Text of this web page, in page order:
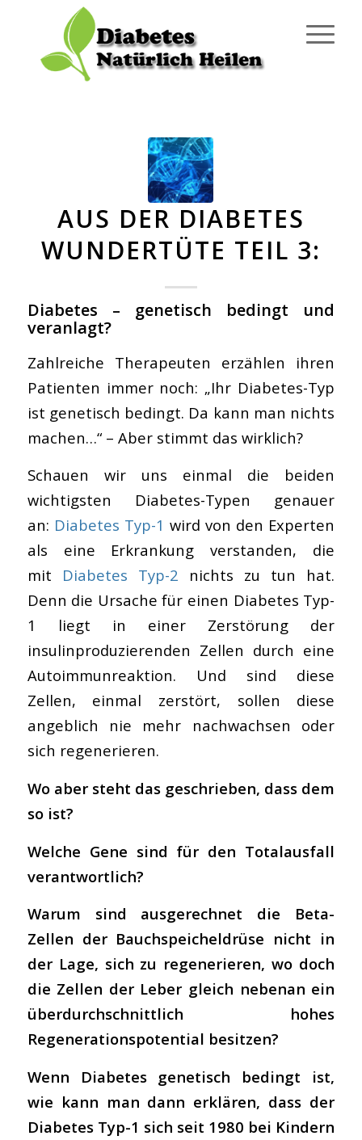
AUS DER DIABETES
WUNDERTÜTE TEIL 3:
Diabetes – genetisch bedingt und
veranlagt?
Zahlreiche Therapeuten erzählen ihren
Patienten immer noch: „Ihr Diabetes-Typ
ist genetisch bedingt. Da kann man nichts
machen…“ – Aber stimmt das wirklich?
Schauen wir uns einmal die beiden
wichtigsten Diabetes-Typen genauer
an: Diabetes Typ-1 wird von den Experten
als eine Erkrankung verstanden, die
mit Diabetes Typ-2 nichts zu tun hat.
Denn die Ursache für einen Diabetes Typ-
1 liegt in einer Zerstörung der
insulinproduzierenden Zellen durch eine
Autoimmunreaktion. Und sind diese
Zellen, einmal zerstört, sollen diese
angeblich nie mehr nachwachsen oder
sich regenerieren.
Wo aber steht das geschrieben, dass dem
so ist?
Welche Gene sind für den Totalausfall
verantwortlich?
Warum sind ausgerechnet die Beta-
Zellen der Bauchspeicheldrüse nicht in
der Lage, sich zu regenerieren, wo doch
die Zellen der Leber gleich nebenan ein
überdurchschnittlich hohes
Regenerationspotential besitzen?
Wenn Diabetes genetisch bedingt ist,
wie kann man dann erklären, dass der
Diabetes Typ-1 sich seit 1980 bei Kindern